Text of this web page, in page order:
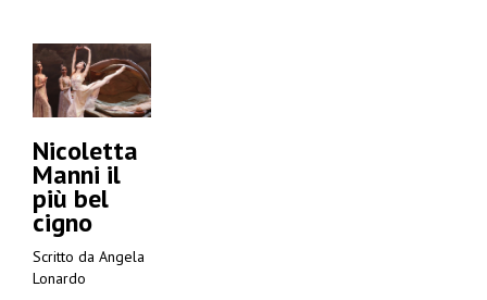
Nicoletta
Manni il
più bel
cigno
Scritto da Angela
Lonardo